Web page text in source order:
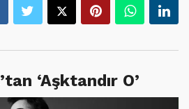
‘Aşktandır O’